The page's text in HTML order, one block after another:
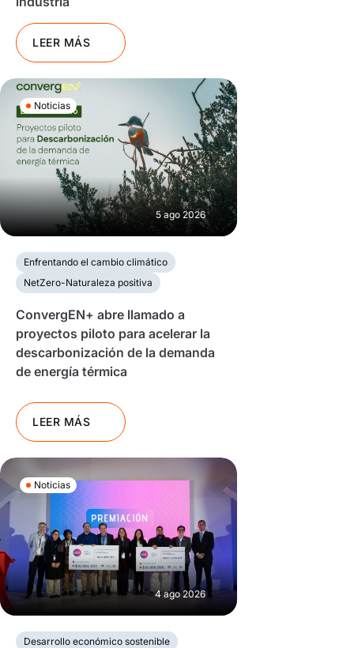
LEER MÁS
Noticias
5 ago 2026
Enfrentando el cambio climático
NetZero-Naturaleza positiva
ConvergEN+ abre llamado a
proyectos piloto para acelerar la
descarbonización de la demanda
de energía térmica
LEER MÁS
Noticias
4 ago 2026
Desarrollo económico sostenible